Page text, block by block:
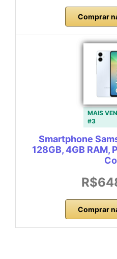
Comprar
MAIS
#3
Smartphone
128GB, 4GB
Comprar